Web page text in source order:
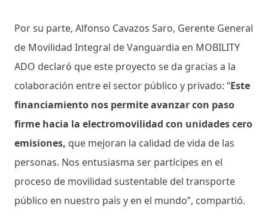
Por su parte, Alfonso Cavazos Saro, Gerente General
de Movilidad Integral de Vanguardia en MOBILITY
ADO declaró que este proyecto se da gracias a la
colaboración entre el sector público y privado: “Este
financiamiento nos permite avanzar con paso
firme hacia la electromovilidad con unidades cero
emisiones, que mejoran la calidad de vida de las
personas. Nos entusiasma ser partícipes en el
proceso de movilidad sustentable del transporte
público en nuestro país y en el mundo”, compartió.